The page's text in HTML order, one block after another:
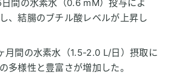
間の水素水（0.6 mM）投与によ
、結腸のブチル酸レベルが上昇し
月間の水素水（1.5-2.0 L/日）摂取に
多様性と豊富さが増加した。